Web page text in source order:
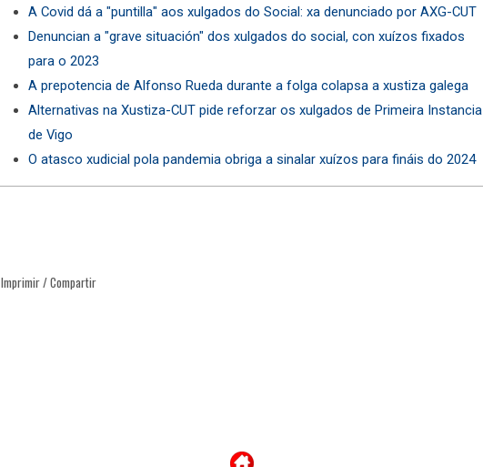
A Covid dá a "puntilla" aos xulgados do Social: xa denunciado por AXG-CUT
Denuncian a "grave situación" dos xulgados do social, con xuízos fixados
para o 2023
A prepotencia de Alfonso Rueda durante a folga colapsa a xustiza galega
Alternativas na Xustiza-CUT pide reforzar os xulgados de Primeira Instancia
de Vigo
O atasco xudicial pola pandemia obriga a sinalar xuízos para fináis do 2024
Imprimir / Compartir